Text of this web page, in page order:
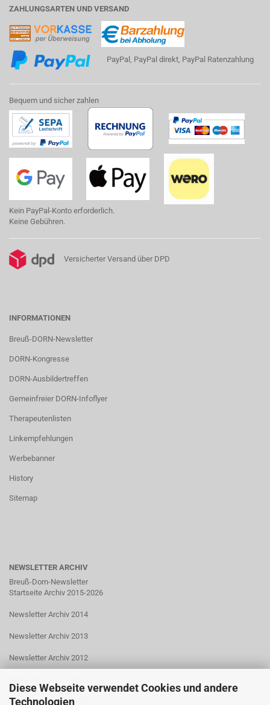
Diese Webseite verwendet Cookies und andere
Technologien
ZAHLUNGSARTEN UND VERSAND
PayPal, PayPal direkt, PayPal Ratenzahlung
Bequem und sicher zahlen
Kein PayPal-Konto erforderlich.
Keine Gebühren.
Versicherter Versand über DPD
INFORMATIONEN
Breuß-DORN-Newsletter
DORN-Kongresse
DORN-Ausbildertreffen
Gemeinfreier DORN-Infoflyer
Therapeutenlisten
Linkempfehlungen
Werbebanner
History
Sitemap
NEWSLETTER ARCHIV
Breuß-Dorn-Newsletter
Startseite Archiv 2015-2026
Newsletter Archiv 2014
Newsletter Archiv 2013
Newsletter Archiv 2012
Newsletter Archiv 2010